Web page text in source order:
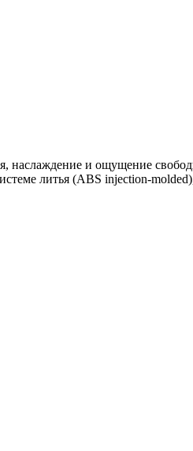
и ощущение
литья (ABS injection-